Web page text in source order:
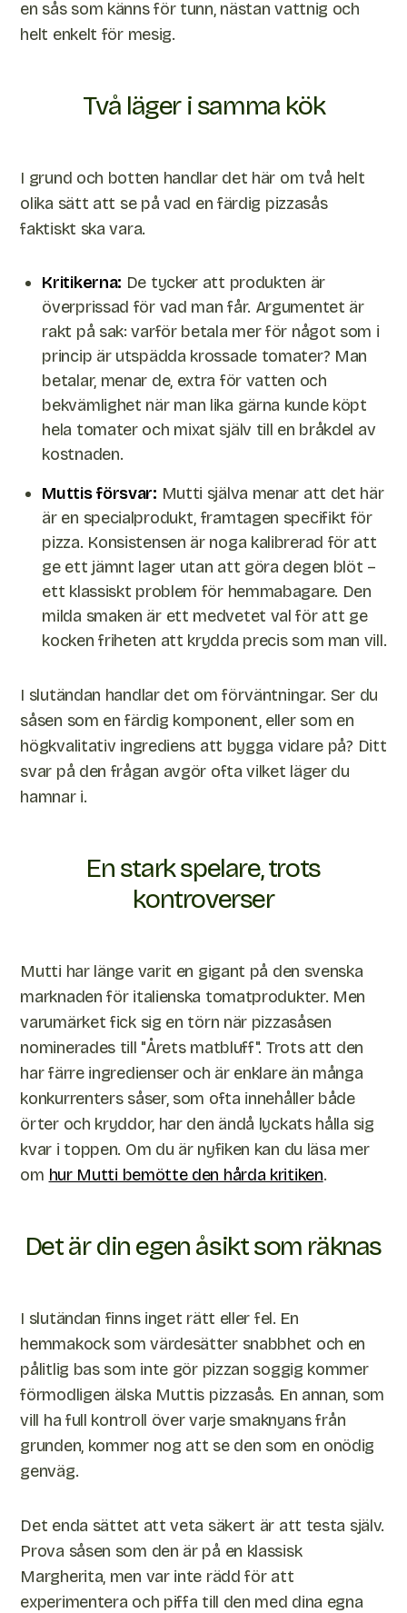
en sås som känns för tunn, nästan vattnig och
helt enkelt för mesig.
Två läger i samma kök
I grund och botten handlar det här om två helt
olika sätt att se på vad en färdig pizzasås
faktiskt ska vara.
Kritikerna: De tycker att produkten är
överprissad för vad man får. Argumentet är
rakt på sak: varför betala mer för något som i
princip är utspädda krossade tomater? Man
betalar, menar de, extra för vatten och
bekvämlighet när man lika gärna kunde köpt
hela tomater och mixat själv till en bråkdel av
kostnaden.
Muttis försvar: Mutti själva menar att det här
är en specialprodukt, framtagen specifikt för
pizza. Konsistensen är noga kalibrerad för att
ge ett jämnt lager utan att göra degen blöt –
ett klassiskt problem för hemmabagare. Den
milda smaken är ett medvetet val för att ge
kocken friheten att krydda precis som man vill.
I slutändan handlar det om förväntningar. Ser du
såsen som en färdig komponent, eller som en
högkvalitativ ingrediens att bygga vidare på? Ditt
svar på den frågan avgör ofta vilket läger du
hamnar i.
En stark spelare, trots
kontroverser
Mutti har länge varit en gigant på den svenska
marknaden för italienska tomatprodukter. Men
varumärket fick sig en törn när pizzasåsen
nominerades till "Årets matbluff". Trots att den
har färre ingredienser och är enklare än många
konkurrenters såser, som ofta innehåller både
örter och kryddor, har den ändå lyckats hålla sig
kvar i toppen. Om du är nyfiken kan du läsa mer
om hur Mutti bemötte den hårda kritiken.
Det är din egen åsikt som räknas
I slutändan finns inget rätt eller fel. En
hemmakock som värdesätter snabbhet och en
pålitlig bas som inte gör pizzan soggig kommer
förmodligen älska Muttis pizzasås. En annan, som
vill ha full kontroll över varje smaknyans från
grunden, kommer nog att se den som en onödig
genväg.
Det enda sättet att veta säkert är att testa själv.
Prova såsen som den är på en klassisk
Margherita, men var inte rädd för att
experimentera och piffa till den med dina egna